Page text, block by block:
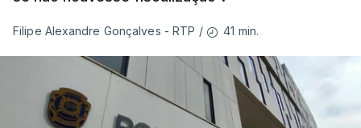
Filipe Alexandre Gonçalves - RTP / 41 min.